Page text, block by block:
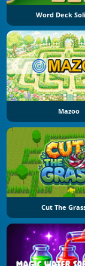
Word Deck
Mazoo
Cut The